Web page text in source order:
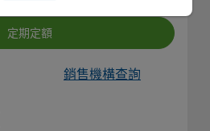
定期定額
銷售機構查詢